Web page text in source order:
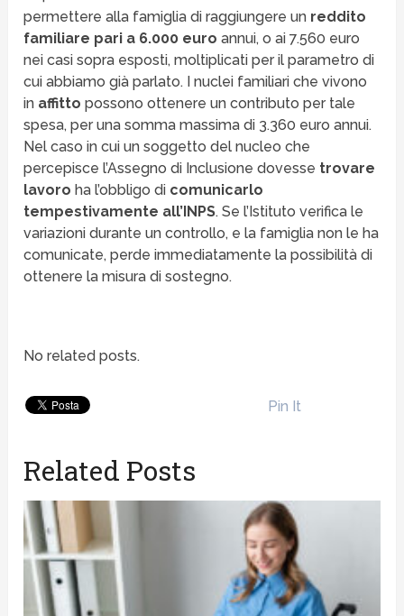
permettere alla famiglia di raggiungere un reddito
familiare pari a 6.000 euro annui, o ai 7.560 euro
nei casi sopra esposti, moltiplicati per il parametro di
cui abbiamo già parlato. I nuclei familiari che vivono
in affitto possono ottenere un contributo per tale
spesa, per una somma massima di 3.360 euro annui.
Nel caso in cui un soggetto del nucleo che
percepisce l’Assegno di Inclusione dovesse trovare
lavoro ha l’obbligo di comunicarlo
tempestivamente all’INPS. Se l’Istituto verifica le
variazioni durante un controllo, e la famiglia non le ha
comunicate, perde immediatamente la possibilità di
ottenere la misura di sostegno.
No related posts.
Pin It
Related Posts